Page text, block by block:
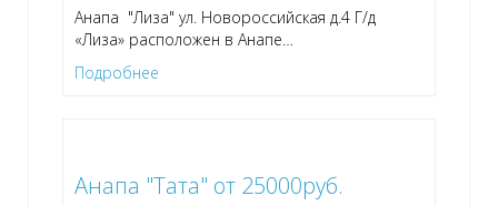
Анапа "Лиза" ул. Новороссийская д.4 Г/д
«Лиза» расположен в Анапе
Подробнее
Анапа "Тата" от 25000руб.